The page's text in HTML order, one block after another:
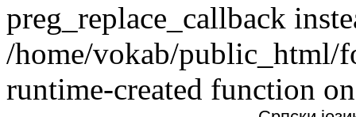
preg_replace_callback
/home/vokab/public_html/
runtime-created function